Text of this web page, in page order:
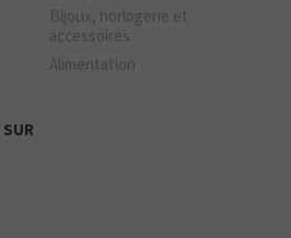
Bijoux, horlogerie et
accessoires
Alimentation